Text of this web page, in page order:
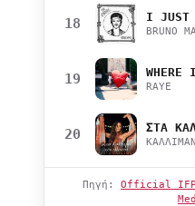
18 I JUST
BRUNO
19 WHERE
RAYE
20
Πηγή: Official